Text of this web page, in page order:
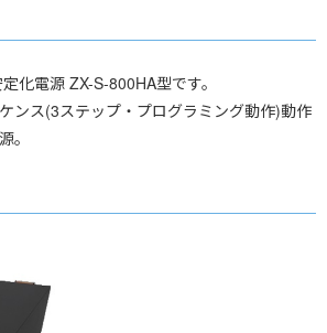
化電源 ZX-S-800HA型です。
ンス(3ステップ・プログラミング動作)動作
。